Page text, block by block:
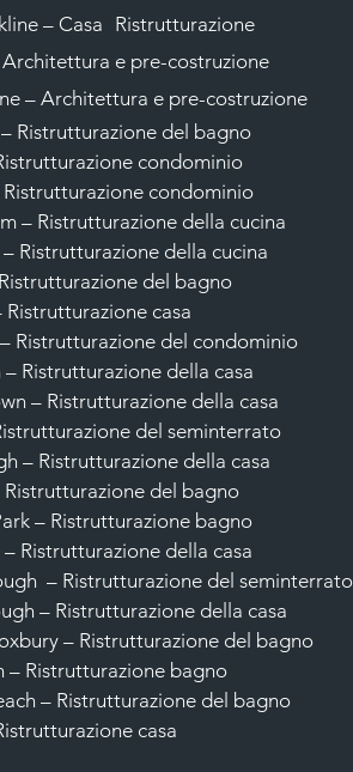
– Casa Ristrutturazione
Architettura e pre-costruzione
– Architettura e pre-costruzione
Ristrutturazione del bagno
condominio
condominio
– Ristrutturazione della cucina
Ristrutturazione della cucina
del bagno
casa
Ristrutturazione del condominio
Ristrutturazione della casa
– Ristrutturazione della casa
del seminterrato
– Ristrutturazione della casa
del bagno
– Ristrutturazione bagno
Ristrutturazione della casa
– Ristrutturazione del seminterrato
– Ristrutturazione della casa
– Ristrutturazione del bagno
– Ristrutturazione bagno
– Ristrutturazione del bagno
casa